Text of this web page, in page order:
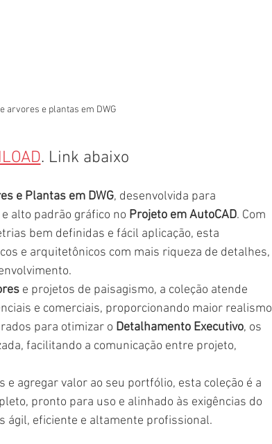
arvores e plantas em DWG
. Link abaixo
e Plantas em DWG, desenvolvida para
alto padrão gráfico no Projeto em AutoCAD. Com
bem definidas e fácil aplicação, esta
e arquitetônicos com mais riqueza de detalhes,
e projetos de paisagismo, a coleção atende
e comerciais, proporcionando maior realismo
para otimizar o Detalhamento Executivo, os
facilitando a comunicação entre projeto,
agregar valor ao seu portfólio, esta coleção é a
pronto para uso e alinhado às exigências do
ágil, eficiente e altamente profissional.